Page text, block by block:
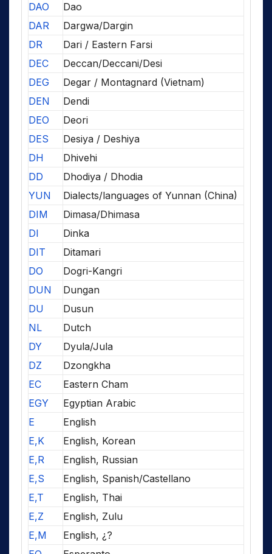
DAO
Dao
DAR
Dargwa/Dargin
DR
Dari / Eastern Farsi
DEC
Deccan/Deccani/Desi
DEG
Degar / Montagnard (Vietnam)
DEN
Dendi
DEO
Deori
DES
Desiya / Deshiya
DH
Dhivehi
DD
Dhodiya / Dhodia
YUN
Dialects/languages of Yunnan (China)
DIM
Dimasa/Dhimasa
DI
Dinka
DIT
Ditamari
DO
Dogri-Kangri
DUN
Dungan
DU
Dusun
NL
Dutch
DY
Dyula/Jula
DZ
Dzongkha
EC
Eastern Cham
EGY
Egyptian Arabic
E
English
E,K
English, Korean
E,R
English, Russian
E,S
English, Spanish/Castellano
E,T
English, Thai
E,Z
English, Zulu
E,M
English, ¿?